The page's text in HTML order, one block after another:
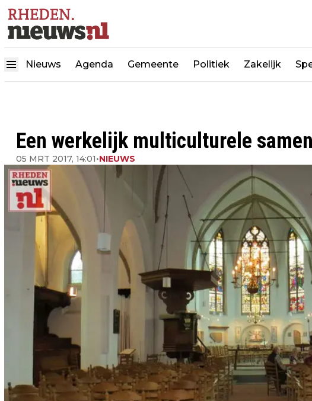
Nieuws Agenda Gemeente Politiek Zakelijk
Een werkelijk multiculturele
05 MRT 2017, 14:01•NIEUWS